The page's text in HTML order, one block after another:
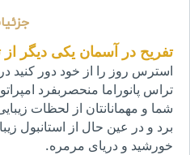
تفریح ​​در آسمان یکی دیگر
استرس روز را از خود دور کنید
تراس پانوراما منحصربفرد
شما و مهمانانتان از لحظات
برد و در عین حال از استانبول
خورشید و دریای مرمره.